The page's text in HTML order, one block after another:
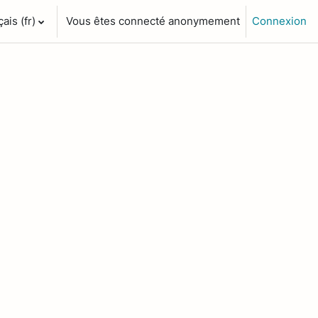
‎(fr)‎
Vous êtes connecté anonymement Connexion